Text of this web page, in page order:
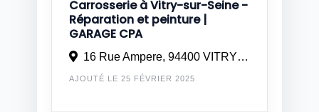
Carrosserie à Vitry-sur-Seine -
Réparation et peinture |
GARAGE CPA
16 Rue Ampere, 94400 VITRY SUR SEINE
AJOUTÉ LE 25 FÉVRIER 2025